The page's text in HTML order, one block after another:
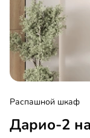
Распашной шкаф
Дарио-2